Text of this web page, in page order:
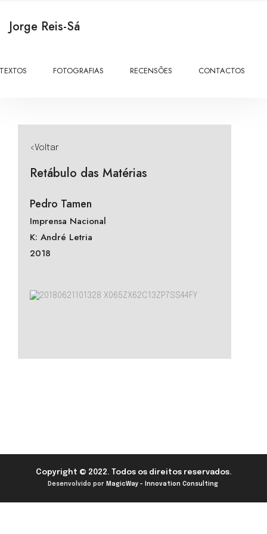
Jorge Reis-Sá
TEXTOS FOTOGRAFIAS RECENSÕES CONTACTOS
<Voltar
Retábulo das Matérias
Pedro Tamen
Imprensa Nacional
K: André Letria
2018
Copyright © 2022. Todos os direitos reservados.
Desenvolvido por MagicWay - Innovation Consulting